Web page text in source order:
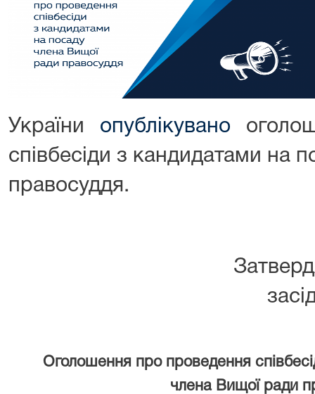
України опублікувано
співбесіди з кандидатами на
правосуддя.
Оголошення про проведення
члена Вищої ради